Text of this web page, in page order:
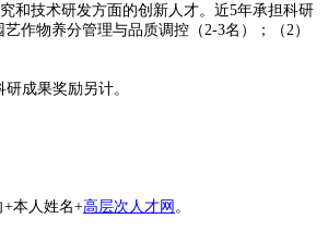
和技术研发方面的创新人才。近5年承担科研
艺作物养分管理与品质调控（2-3名）；（ 2 ）
成果奖励另计。
+本人姓名+高层次人才网 。